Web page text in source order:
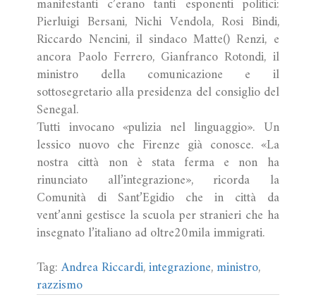
manifestanti c’erano tanti esponenti politici:
Pierluigi Bersani, Nichi Vendola, Rosi Bindi,
Riccardo Nencini, il sindaco Matte() Renzi, e
ancora Paolo Ferrero, Gianfranco Rotondi, il
ministro della comunicazione e il
sottosegretario alla presidenza del consiglio del
Senegal.
Tutti invocano «pulizia nel linguaggio». Un
lessico nuovo che Firenze già conosce. «La
nostra città non è stata ferma e non ha
rinunciato all’integrazione», ricorda la
Comunità di Sant’Egidio che in città da
vent’anni gestisce la scuola per stranieri che ha
insegnato l’italiano ad oltre20mila immigrati.
Tag:Andrea Riccardi,integrazione,ministro,
razzismo